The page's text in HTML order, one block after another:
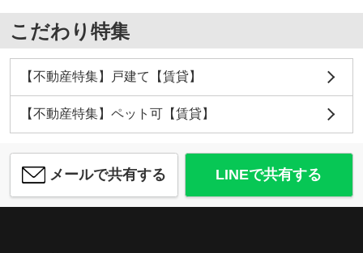
こだわり特集
【不動産特集】戸建て【賃貸】
【不動産特集】ペット可【賃貸】
メールで共有する LINEで共有する